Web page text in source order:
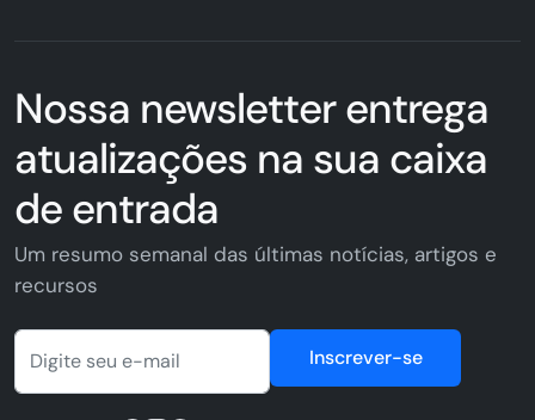
Nossa newsletter entrega
atualizações na sua caixa
de entrada
Um resumo semanal das últimas notícias, artigos e
recursos
Inscrever-se